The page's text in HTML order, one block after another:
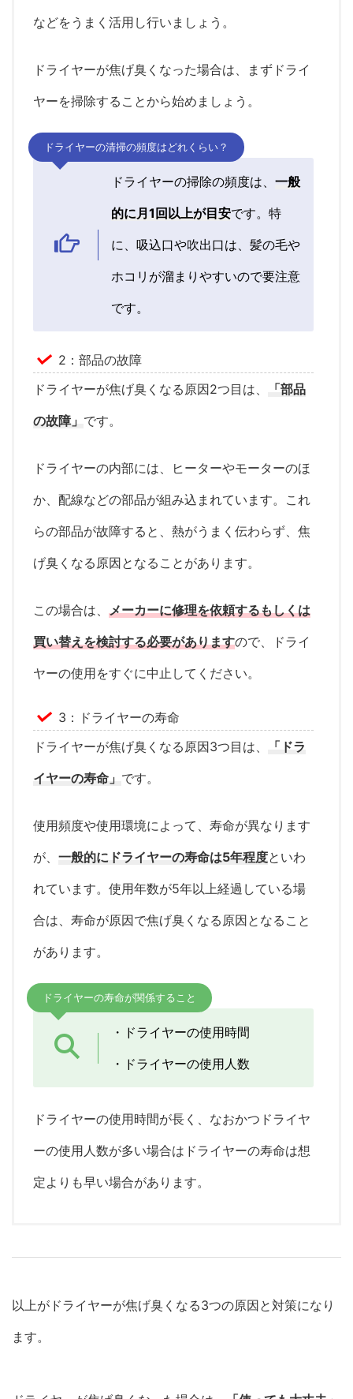
などをうまく活用し行いましょう。
ドライヤーが焦げ臭くなった場合は、まずドライ
ヤーを掃除することから始めましょう。
ドライヤーの清掃の頻度はどれくらい？
ドライヤーの掃除の頻度は、 一般
的に月1回以上が目安です。特
に、吸込口や吹出口は、髪の毛や
ホコリが溜まりやすいので要注意
です。
2：部品の故障
ドライヤーが焦げ臭くなる原因2つ目は、
「部品
の故障」 です。
ドライヤーの内部には、ヒーターやモーターのほ
か、配線などの部品が組み込まれています。これ
らの部品が故障すると、熱がうまく伝わらず、焦
げ臭くなる原因となることがあります。
この場合は、 メーカーに修理を依頼するもしくは
買い替えを検討する必要がありますので、ドライ
ヤーの使用をすぐに中止してください。
3：ドライヤーの寿命
ドライヤーが焦げ臭くなる原因3つ目は、
「ドラ
イヤーの寿命」 です。
使用頻度や使用環境によって、寿命が異なります
が、 一般的にドライヤーの寿命は5年程度といわ
れています。使用年数が5年以上経過している場
合は、寿命が原因で焦げ臭くなる原因となること
があります。
ドライヤーの寿命が関係すること
・ドライヤーの使用時間
・ドライヤーの使用人数
ドライヤーの使用時間が長く、なおかつドライヤ
ーの使用人数が多い場合はドライヤーの寿命は想
定よりも早い場合があります。
以上がドライヤーが焦げ臭くなる3つの原因と対策になり
ます。